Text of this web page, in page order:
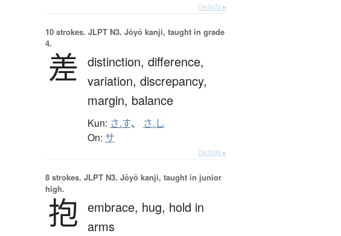
Details ▸
10 strokes. JLPT N3. Jōyō kanji, taught in grade
4.
差 distinction, difference,
variation, discrepancy,
margin, balance
Kun: さ.す、 さ.し
On: サ
Details ▸
8 strokes. JLPT N3. Jōyō kanji, taught in junior
high.
抱 embrace, hug, hold in
arms